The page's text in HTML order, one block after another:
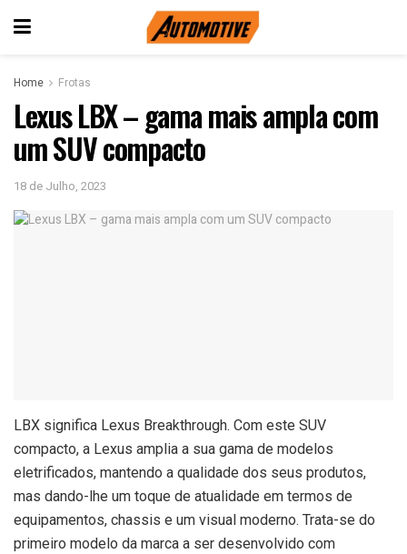
Home Frotas
Lexus LBX – gama mais ampla com
um SUV compacto
18 de Julho, 2023
LBX significa Lexus Breakthrough. Com este SUV
compacto, a Lexus amplia a sua gama de modelos
eletrificados, mantendo a qualidade dos seus produtos,
mas dando-lhe um toque de atualidade em termos de
equipamentos, chassis e um visual moderno. Trata-se do
primeiro modelo da marca a ser desenvolvido com